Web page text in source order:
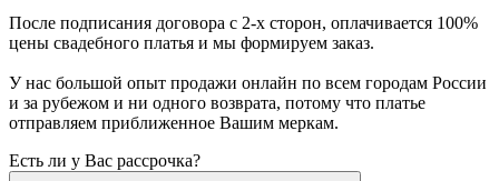
После подписания договора с 2-х сторон, оплачивается 100%
цены свадебного платья и мы формируем заказ.
У нас большой опыт продажи онлайн по всем городам России
и за рубежом и ни одного возврата, потому что платье
отправляем приближенное Вашим меркам.
Есть ли у Вас рассрочка?